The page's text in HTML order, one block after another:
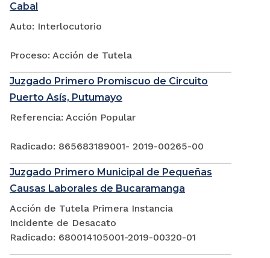
Cabal
Auto: Interlocutorio
Proceso: Acción de Tutela
Juzgado Primero Promiscuo de Circuito
Puerto Asís, Putumayo
Referencia: Acción Popular
Radicado: 865683189001- 2019-00265-00
Juzgado Primero Municipal de Pequeñas
Causas Laborales de Bucaramanga
Acción de Tutela Primera Instancia
Incidente de Desacato
Radicado: 680014105001-2019-00320-01